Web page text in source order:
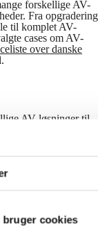
bruger cookies
forskellige AV-
Fra opgradering
til komplet AV-
cases om AV-
over danske
AV-løsninger til
udsnit af udvalgte
forskellige AV-
kan du se et lille